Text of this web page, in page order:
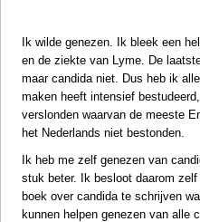
Ik wilde genezen. Ik bleek een
en de ziekte van Lyme. De
maar candida niet. Dus heb ik
maken heeft intensief
verslonden waarvan de meeste
het Nederlands niet bestonden.
Ik heb me zelf genezen van
stuk beter. Ik besloot daarom
boek over candida te schrijven
kunnen helpen genezen van alle